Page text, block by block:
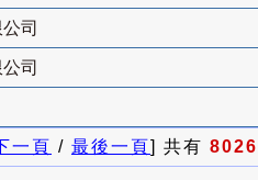
司
司
一頁 / 最後一頁] 共有 8026